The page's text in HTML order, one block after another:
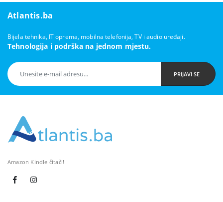
Atlantis.ba
Bijela tehnika, IT oprema, mobilna telefonija, TV i audio uređaji.
Tehnologija i podrška na jednom mjestu.
PRIJAVI SE
Amazon Kindle čitači!